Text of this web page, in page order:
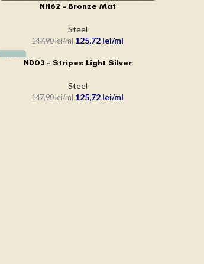
ADAUGĂ ÎN COȘNH62 – Bronze Mat
Steel
147,90lei 125,72 lei
-15%
ADAUGĂ ÎN COȘ
ND03 – Stripes Light Silver
Steel
147,90lei 125,72 lei